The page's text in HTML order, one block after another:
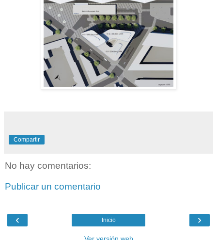
Compartir
No hay comentarios:
Publicar un comentario
‹ ›
Inicio
Ver versión web